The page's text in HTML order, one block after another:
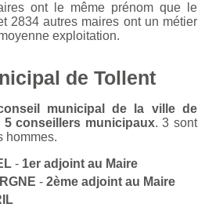
ont le même prénom que le
2834 autres maires ont un métier
exploitation.
de Tollent
municipal de la ville de
conseillers municipaux. 3 sont
hommes.
- 1er adjoint au Maire
- 2ème adjoint au Maire